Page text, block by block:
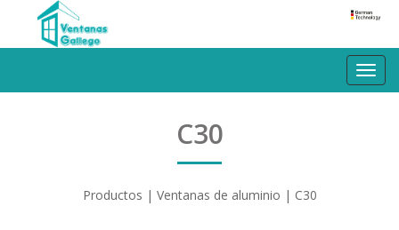
C30
Productos | Ventanas de aluminio | C30